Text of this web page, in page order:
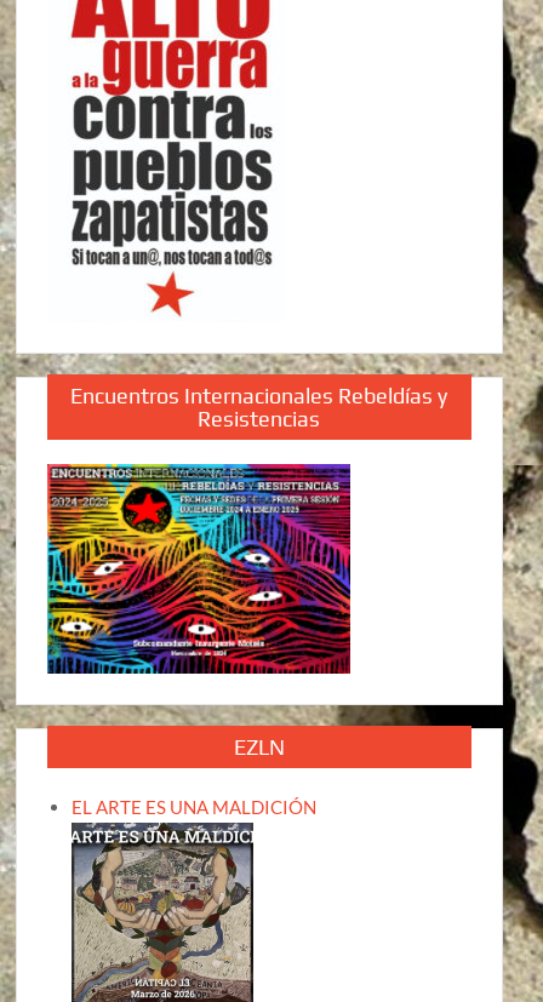
Encuentros Internacionales Rebeldías y
Resistencias
EZLN
EL ARTE ES UNA MALDICIÓN